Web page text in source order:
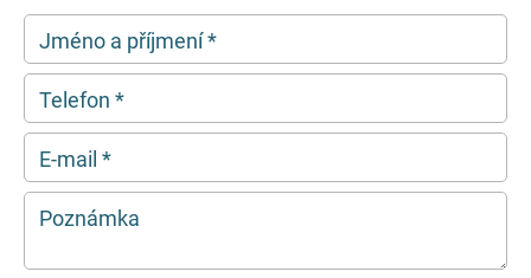
Jméno a příjmení*
Telefon *
E-mail *
Poznámka